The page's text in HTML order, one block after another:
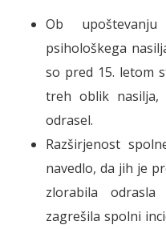
Ob
psihološkega
so pred 15. letom
treh oblik
odrasel.
Razširjenost
navedlo, da jih je
zlorabila
zagrešila spolni